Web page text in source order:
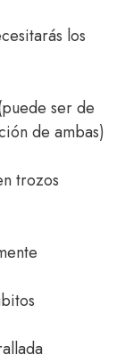
los
ser de
de ambas)
trozos